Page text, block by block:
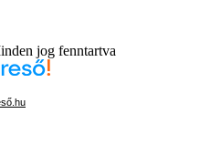
jog fenntartva